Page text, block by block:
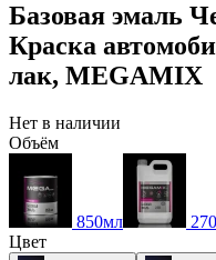
Базовая эмаль
Краска
лак, MEGAMIX
Нет в наличии
Объём
850мл
Цвет